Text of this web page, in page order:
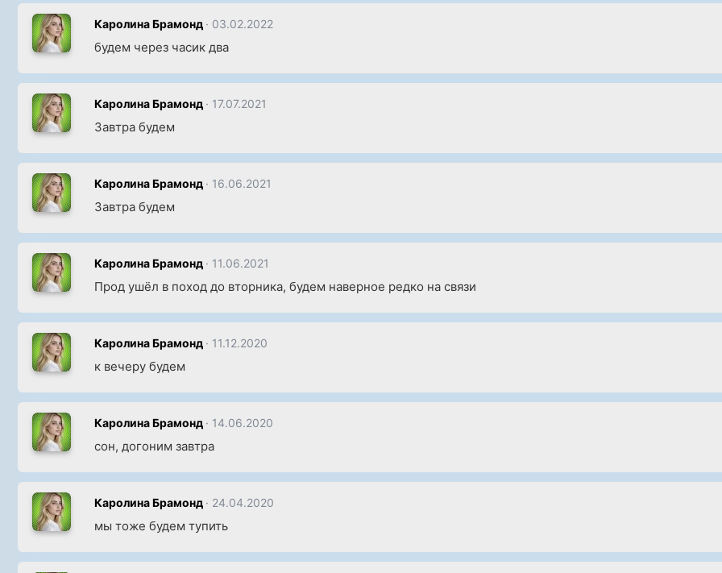
Каролина Брамонд 03.02.2022
будем через часик два
Каролина Брамонд 17.07.2021
Завтра будем
Каролина Брамонд 16.06.2021
Завтра будем
Каролина Брамонд 11.06.2021
Прод ушёл в поход до вторника, будем наверное редко на связи
Каролина Брамонд 11.12.2020
к вечеру будем
Каролина Брамонд 14.06.2020
сон, догоним завтра
Каролина Брамонд 24.04.2020
мы тоже будем тупить